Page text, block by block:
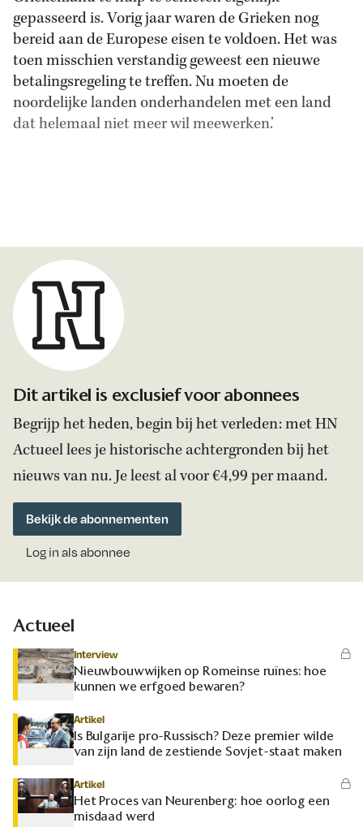
gepasseerd is. Vorig jaar waren de Grieken nog
bereid aan de Europese eisen te voldoen. Het was
toen misschien verstandig geweest een nieuwe
betalingsregeling te treffen. Nu moeten de
noordelijke landen onderhandelen met een land
dat helemaal niet meer wil meewerken.’
Dit artikel is exclusief voor abonnees
Begrijp het heden, begin bij het verleden: met HN
Actueel lees je historische achtergronden bij het
nieuws van nu. Je leest al voor €4,99 per maand.
Bekijk de abonnementen
Log in als abonnee
Actueel
Interview
Nieuwbouwwijken op Romeinse ruïnes: hoe
kunnen we erfgoed bewaren?
Artikel
Is Bulgarije pro-Russisch? Deze premier wilde
van zijn land de zestiende Sovjet-staat maken
Artikel
Het Proces van Neurenberg: hoe oorlog een
misdaad werd